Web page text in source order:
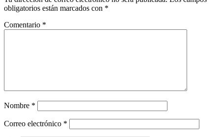
obligatorios están marcados con *
Comentario *
Nombre *
Correo electrónico *